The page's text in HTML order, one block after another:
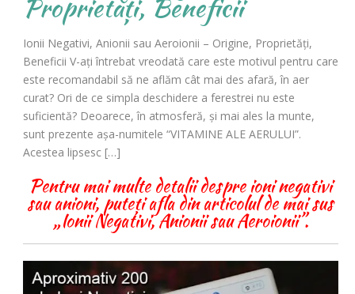
Ionii Negativi, Anionii sau Aeroionii – Origine, Proprietăți,
Beneficii V-aţi întrebat vreodată care este motivul pentru care
este recomandabil să ne aflăm cât mai des afară, în aer
curat? Ori de ce simpla deschidere a ferestrei nu este
suficientă? Deoarece, în atmosferă, şi mai ales la munte,
sunt prezente aşa-numitele “VITAMINE ALE AERULUI”.
Acestea lipsesc […]
Pentru mai multe detalii despre ioni negativi
sau anioni, puteți afla din articolul de mai sus
„Ionii Negativi, Anionii sau Aeroionii”.